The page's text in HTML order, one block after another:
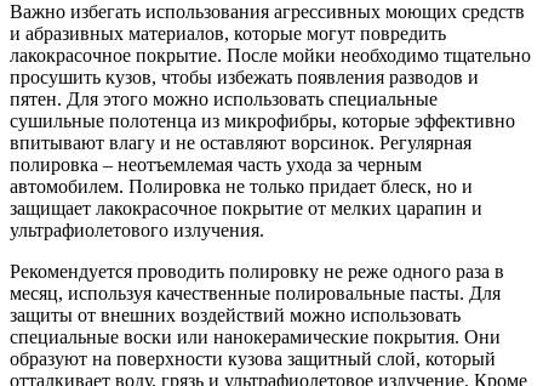
Важно избегать использования агрессивных моющих средств
и абразивных материалов, которые могут повредить
лакокрасочное покрытие. После мойки необходимо тщательно
просушить кузов, чтобы избежать появления разводов и
пятен. Для этого можно использовать специальные
сушильные полотенца из микрофибры, которые эффективно
впитывают влагу и не оставляют ворсинок. Регулярная
полировка – неотъемлемая часть ухода за черным
автомобилем. Полировка не только придает блеск, но и
защищает лакокрасочное покрытие от мелких царапин и
ультрафиолетового излучения.
Рекомендуется проводить полировку не реже одного раза в
месяц, используя качественные полировальные пасты. Для
защиты от внешних воздействий можно использовать
специальные воски или нанокерамические покрытия. Они
образуют на поверхности кузова защитный слой, который
отталкивает воду, грязь и ультрафиолетовое излучение. Кроме